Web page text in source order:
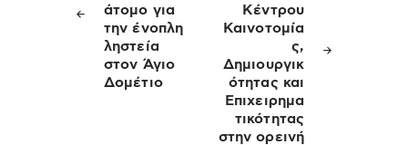
άτομο για
την ένοπλη
ληστεία
στον Άγιο
Δομέτιο
Κέντρου
Καινοτομία
ς,
Δημιουργικ
ότητας και
Επιχειρημα
τικότητας
στην ορεινή